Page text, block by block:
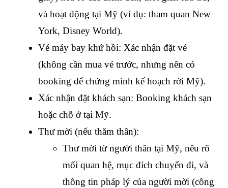
và hoạt động tại Mỹ (ví dụ: tham quan New
York, Disney World).
Vé máy bay khứ hồi: Xác nhận đặt vé
(không cần mua vé trước, nhưng nên có
booking để chứng minh kế hoạch rời Mỹ).
Xác nhận đặt khách sạn: Booking khách sạn
hoặc chỗ ở tại Mỹ.
Thư mời (nếu thăm thân):
Thư mời từ người thân tại Mỹ, nêu rõ
mối quan hệ, mục đích chuyến đi, và
thông tin pháp lý của người mời (công